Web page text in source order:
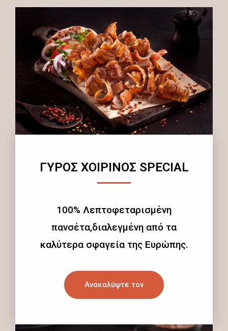
ΓΥΡΟΣ ΧΟΙΡΙΝΟΣ SPECIAL
100% Λεπτοφεταρισμένη
πανσέτα,διαλεγμένη από τα
καλύτερα σφαγεία της Ευρώπης.
Ανακαλύψτε τον